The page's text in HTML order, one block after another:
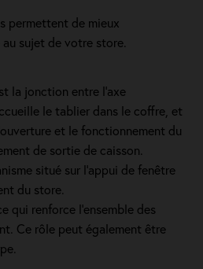
permettent de mieux
sujet de votre store.
la jonction entre l’axe
le tablier dans le coffre, et
et le fonctionnement du
de sortie de caisson.
situé sur l’appui de fenêtre
du store.
qui renforce l’ensemble des
Ce rôle peut également être